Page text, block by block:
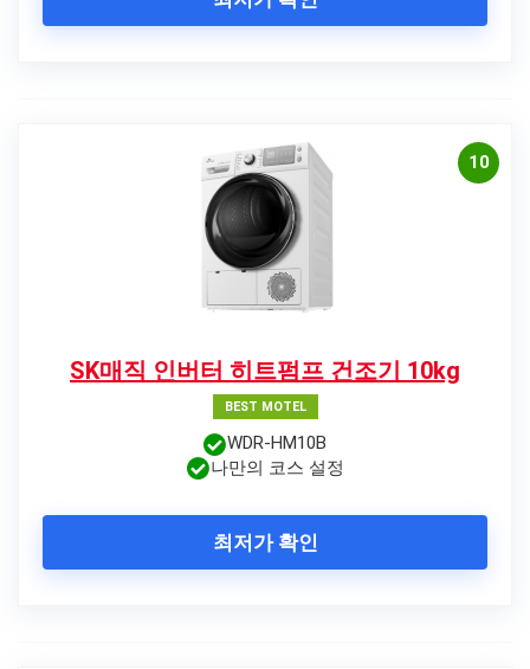
10
SK매직 인버터 히트펌프 건조기 10kg
BEST MOTEL
WDR-HM10B
나만의 코스 설정
최저가 확인